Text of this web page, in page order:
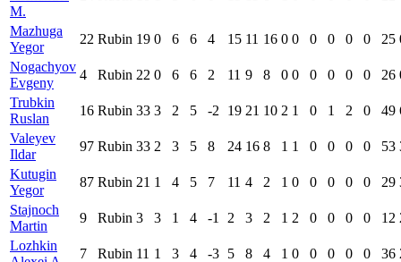
M.
Mazhuga
Yegor
22 Rubin 19 0 6 6 4 15 11 16 0 0 0 0 0 0 25
Nogachyov
Evgeny
4 Rubin 22 0 6 6 2 11 9 8 0 0 0 0 0 0 26
Trubkin
Ruslan
16 Rubin 33 3 2 5 -2 19 21 10 2 1 0 1 2 0 49
Valeyev
Ildar
97 Rubin 33 2 3 5 8 24 16 8 1 1 0 0 0 0 53
Kutugin
Yegor
87 Rubin 21 1 4 5 7 11 4 2 1 0 0 0 0 0 29
Stajnoch
Martin
9 Rubin 3 3 1 4 -1 2 3 2 1 2 0 0 0 0 12
Lozhkin
7 Rubin 11 1 3 4 -3 5 8 4 1 0 0 0 0 0 36